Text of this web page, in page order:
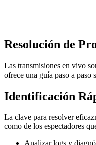
Resolución de
Las transmisiones en vivo
ofrece una guía paso a paso
Identificación
La clave para resolver
como de los espectadores